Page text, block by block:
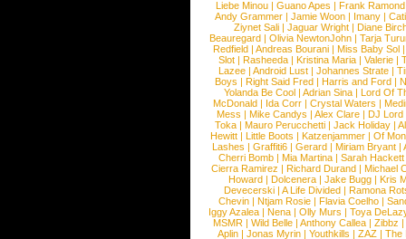
Liebe Minou |Guano Apes |Frank Ramond
Andy Grammer |Jamie Woon | Imany |
Ziynet Sali |Jaguar Wright |Diane
Beauregard |Olivia NewtonJohn |Tarja
Redfield | Andreas Bourani | Miss Baby Sol
Slot | Rasheeda | Kristina Maria | Valerie |
Lazee | Android Lust | Johannes Strate |
Boys | Right Said Fred | Harris and Ford |
Yolanda Be Cool |Adrian Sina |Lord Of
McDonald | Ida Corr |Crystal Waters |
Mess | Mike Candys | Alex Clare | DJ Lord
Toka | Mauro Perucchetti | Jack Holiday |
Hewitt |Little Boots |Katzenjammer |Of
Lashes |Graffiti6 |Gerard |Miriam Bryant |
Cherri Bomb | Mia Martina | Sarah Hackett
Cierra Ramirez | Richard Durand | Michael
Howard |Dolcenera |Jake Bugg |Kris
Devecerski |A Life Divided |Ramona
Chevin |Ntjam Rosie |Flavia Coelho |
Iggy Azalea | Nena | Olly Murs | Toya
MSMR |Wild Belle |Anthony Callea |Zibbz
Aplin | Jonas Myrin | Youthkills | ZAZ | The